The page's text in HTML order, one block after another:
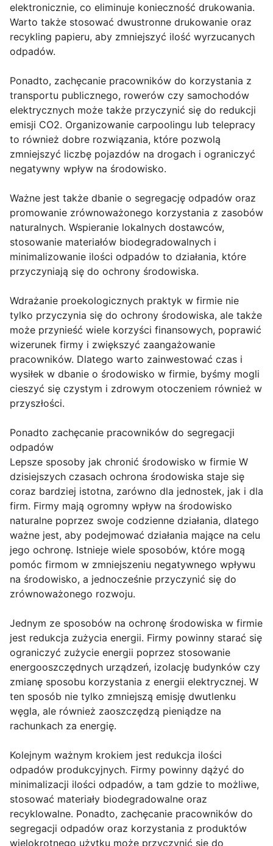
elektronicznie, co eliminuje konieczność drukowania.
Warto także stosować dwustronne drukowanie oraz
recykling papieru, aby zmniejszyć ilość wyrzucanych
odpadów.
Ponadto, zachęcanie pracowników do korzystania z
transportu publicznego, rowerów czy samochodów
elektrycznych może także przyczynić się do redukcji
emisji CO2. Organizowanie carpoolingu lub telepracy
to również dobre rozwiązania, które pozwolą
zmniejszyć liczbę pojazdów na drogach i ograniczyć
negatywny wpływ na środowisko.
Ważne jest także dbanie o segregację odpadów oraz
promowanie zrównoważonego korzystania z zasobów
naturalnych. Wspieranie lokalnych dostawców,
stosowanie materiałów biodegradowalnych i
minimalizowanie ilości odpadów to działania, które
przyczyniają się do ochrony środowiska.
Wdrażanie proekologicznych praktyk w firmie nie
tylko przyczynia się do ochrony środowiska, ale także
może przynieść wiele korzyści finansowych, poprawić
wizerunek firmy i zwiększyć zaangażowanie
pracowników. Dlatego warto zainwestować czas i
wysiłek w dbanie o środowisko w firmie, byśmy mogli
cieszyć się czystym i zdrowym otoczeniem również w
przyszłości.
Ponadto zachęcanie pracowników do segregacji
odpadów
Lepsze sposoby jak chronić środowisko w firmie W
dzisiejszych czasach ochrona środowiska staje się
coraz bardziej istotna, zarówno dla jednostek, jak i dla
firm. Firmy mają ogromny wpływ na środowisko
naturalne poprzez swoje codzienne działania, dlatego
ważne jest, aby podejmować działania mające na celu
jego ochronę. Istnieje wiele sposobów, które mogą
pomóc firmom w zmniejszeniu negatywnego wpływu
na środowisko, a jednocześnie przyczynić się do
zrównoważonego rozwoju.
Jednym ze sposobów na ochronę środowiska w firmie
jest redukcja zużycia energii. Firmy powinny starać się
ograniczyć zużycie energii poprzez stosowanie
energooszczędnych urządzeń, izolację budynków czy
zmianę sposobu korzystania z energii elektrycznej. W
ten sposób nie tylko zmniejszą emisję dwutlenku
węgla, ale również zaoszczędzą pieniądze na
rachunkach za energię.
Kolejnym ważnym krokiem jest redukcja ilości
odpadów produkcyjnych. Firmy powinny dążyć do
minimalizacji ilości odpadów, a tam gdzie to możliwe,
stosować materiały biodegradowalne oraz
recyklowalne. Ponadto, zachęcanie pracowników do
segregacji odpadów oraz korzystania z produktów
wielokrotnego użytku może przyczynić się do